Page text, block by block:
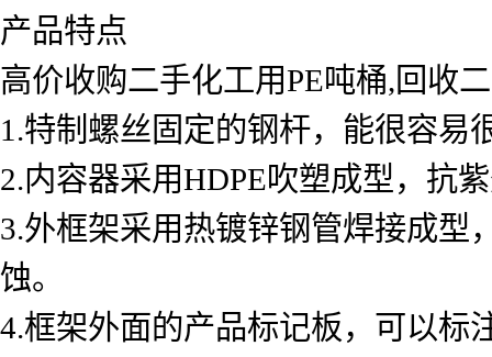
产品特点
高价收购二手化工用PE吨桶,回收
1.特制螺丝固定的钢杆，能很容易
2.内容器采用HDPE吹塑成型，抗
3.外框架采用热镀锌钢管焊接成型
蚀。
4.框架外面的产品标记板，可以标